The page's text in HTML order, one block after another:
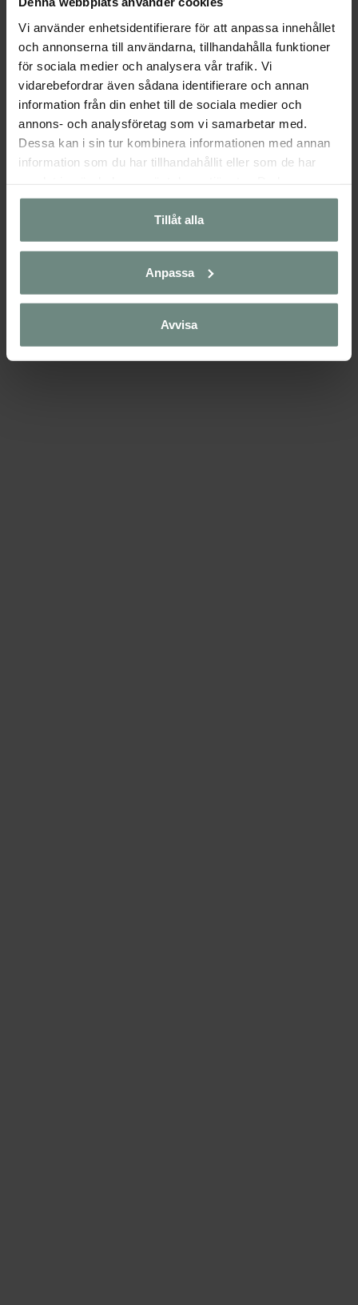
Vi använder enhetsidentifierare för att anpassa innehållet
och annonserna till användarna, tillhandahålla funktioner
för sociala medier och analysera vår trafik. Vi
vidarebefordrar även sådana identifierare och annan
information från din enhet till de sociala medier och
annons- och analysföretag som vi samarbetar med.
Dessa kan i sin tur kombinera informationen med annan
information som du har tillhandahållit eller som de har
närsomhelst ändra ditt samtycke.
Tillåt alla
Anpassa
Avvisa